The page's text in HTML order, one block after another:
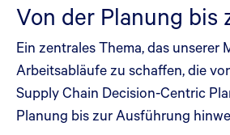
Von der Planung
Ein zentrales Thema, das
Arbeitsabläufe zu schaffen, die
Supply Chain Decision-Centric
Planung bis zur Ausführung